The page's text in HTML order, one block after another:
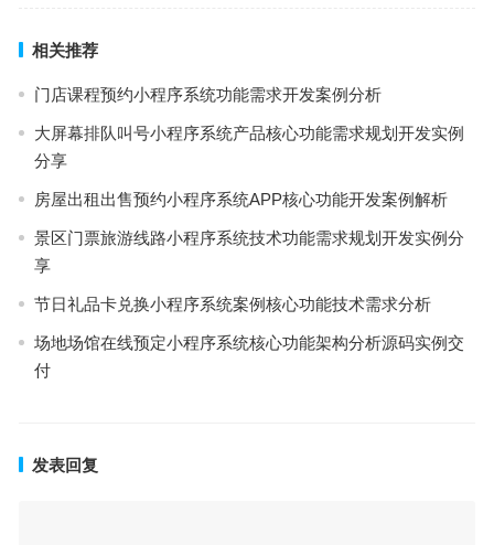
相关推荐
门店课程预约小程序系统功能需求开发案例分析
大屏幕排队叫号小程序系统产品核心功能需求规划开发实例
分享
房屋出租出售预约小程序系统APP核心功能开发案例解析
景区门票旅游线路小程序系统技术功能需求规划开发实例分
享
节日礼品卡兑换小程序系统案例核心功能技术需求分析
场地场馆在线预定小程序系统核心功能架构分析源码实例交
付
发表回复